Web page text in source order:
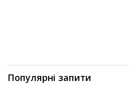
Популярні запити